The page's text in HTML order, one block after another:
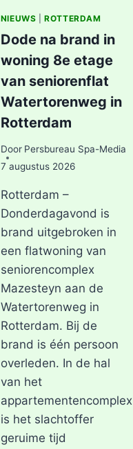
NIEUWS |ROTTERDAM
Dode na brand in
woning 8e etage
van seniorenflat
Watertorenweg in
Rotterdam
Door Persbureau Spa-Media
7 augustus 2026
Rotterdam –
Donderdagavond is
brand uitgebroken in
een flatwoning van
seniorencomplex
Mazesteyn aan de
Watertorenweg in
Rotterdam. Bij de
brand is één persoon
overleden. In de hal
van het
appartementencomplex
is het slachtoffer
geruime tijd